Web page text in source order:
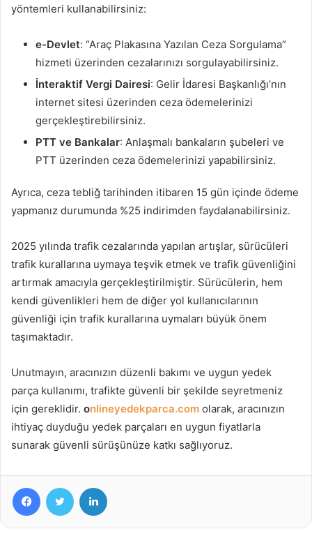
yöntemleri kullanabilirsiniz:
e-Devlet: “Araç Plakasına Yazılan Ceza Sorgulama”
hizmeti üzerinden cezalarınızı sorgulayabilirsiniz.
İnteraktif Vergi Dairesi: Gelir İdaresi Başkanlığı’nın
internet sitesi üzerinden ceza ödemelerinizi
gerçekleştirebilirsiniz.
PTT ve Bankalar: Anlaşmalı bankaların şubeleri ve
PTT üzerinden ceza ödemelerinizi yapabilirsiniz.
Ayrıca, ceza tebliğ tarihinden itibaren 15 gün içinde ödeme
yapmanız durumunda %25 indirimden faydalanabilirsiniz.
2025 yılında trafik cezalarında yapılan artışlar, sürücüleri
trafik kurallarına uymaya teşvik etmek ve trafik güvenliğini
artırmak amacıyla gerçekleştirilmiştir. Sürücülerin, hem
kendi güvenlikleri hem de diğer yol kullanıcılarının
güvenliği için trafik kurallarına uymaları büyük önem
taşımaktadır.
Unutmayın, aracınızın düzenli bakımı ve uygun yedek
parça kullanımı, trafikte güvenli bir şekilde seyretmeniz
için gereklidir. onlineyedekparca.com olarak, aracınızın
ihtiyaç duyduğu yedek parçaları en uygun fiyatlarla
sunarak güvenli sürüşünüze katkı sağlıyoruz.